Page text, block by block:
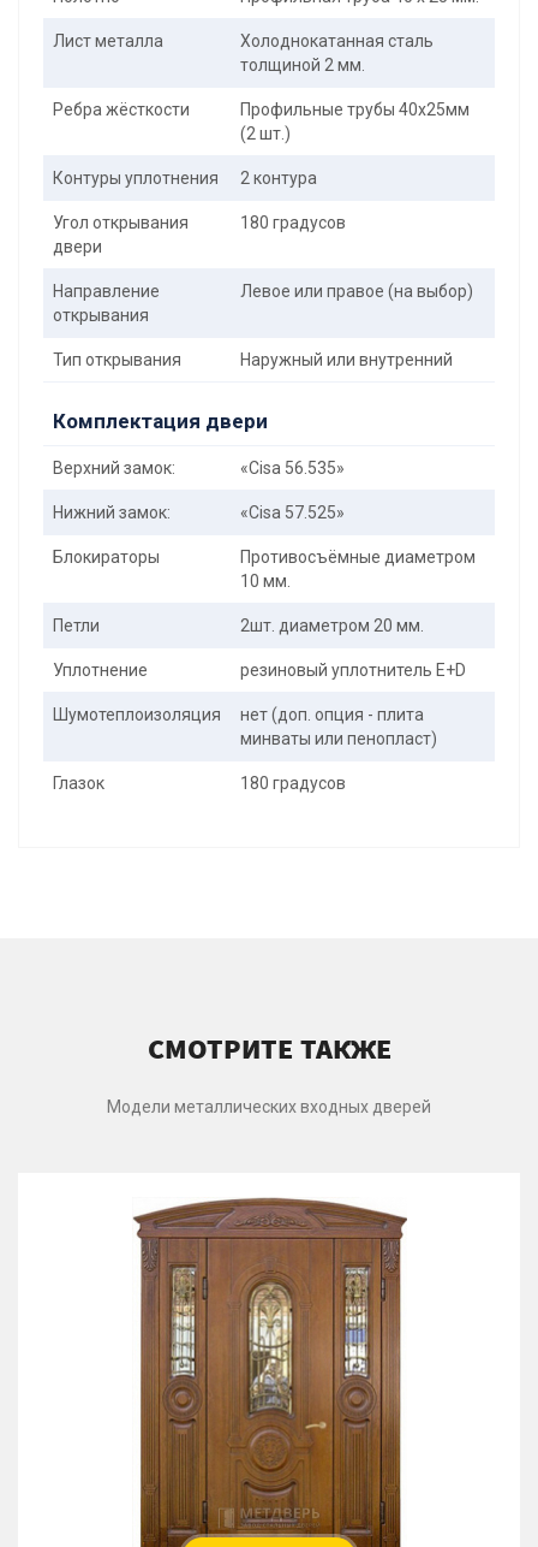
Лист металла
Холоднокатанная сталь
толщиной 2 мм.
Ребра жёсткости
Профильные трубы 40х25мм
(2 шт.)
Контуры уплотнения 2 контура
Угол открывания
двери
180 градусов
Направление
открывания
Левое или правое (на выбор)
Тип открывания Наружный или внутренний
Комплектация двери
Верхний замок: «Cisa 56.535»
Нижний замок: «Cisa 57.525»
Блокираторы
Противосъёмные диаметром
10 мм.
Петли 2шт. диаметром 20 мм.
Уплотнение резиновый уплотнитель E+D
Шумотеплоизоляция
нет (доп. опция - плита
минваты или пенопласт)
Глазок 180 градусов
СМОТРИТЕ ТАКЖЕ
Модели металлических входных дверей